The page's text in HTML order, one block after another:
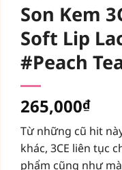
Son Kem
Soft Lip
#Peach
265,000₫
Từ những cũ hit
khác, 3CE liên tục
phẩm cũng như